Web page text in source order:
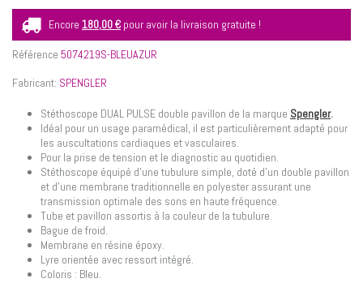
Encore 180,00 € pour avoir la livraison gratuite !
Référence 5074219S-BLEUAZUR
Fabricant: SPENGLER
Stéthoscope DUAL PULSE double pavillon de la marque Spengler.
Idéal pour un usage paramédical, il est particulièrement adapté pour
les auscultations cardiaques et vasculaires.
Pour la prise de tension et le diagnostic au quotidien.
Stéthoscope équipé d'une tubulure simple, doté d'un double pavillon
et d'une membrane traditionnelle en polyester assurant une
transmission optimale des sons en haute fréquence.
Tube et pavillon assortis à la couleur de la tubulure.
Bague de froid.
Membrane en résine époxy.
Lyre orientée avec ressort intégré.
Coloris : Bleu.